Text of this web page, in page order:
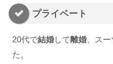
プライベート
20代で結婚して離婚 、ス
た。